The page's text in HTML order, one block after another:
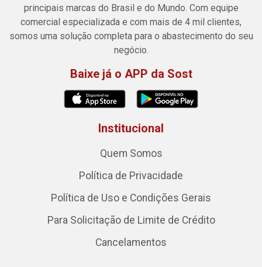
principais marcas do Brasil e do Mundo. Com equipe
comercial especializada e com mais de 4 mil clientes,
somos uma solução completa para o abastecimento do seu
negócio.
Baixe já o APP da Sost
Institucional
Quem Somos
Política de Privacidade
Política de Uso e Condições Gerais
Para Solicitação de Limite de Crédito
Cancelamentos